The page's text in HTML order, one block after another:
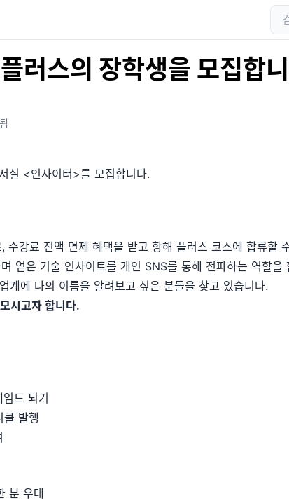
러스의 장학생을 모집합
실 <인사이터>를 모집합니다.
수강료 전액 면제 혜택을 받고 항해 플러스 코스에 합류할
얻은 기술 인사이트를 개인 SNS를 통해 전파하는 역할을
계에 나의 이름을 알려보고 싶은 분들을 찾고 있습니다.
시고자 합니다.
드 되기
발행
분 우대